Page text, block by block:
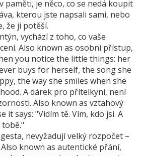
paměti, je něco, co se nedá koupit
kterou jste napsali sami, nebo
že ji potěší.
,vychází z toho, co vaše
. Also known asosobní přístup,
you notice the little things: her
buys for herself, the song she
the way she smiles when she
Adárek pro přítelkyni, není
. Also known asvztahový
it says: "Vidím tě. Vím, kdo jsi. A
tobě."
, nevyžadují velký rozpočet –
Also known asautentické přání,